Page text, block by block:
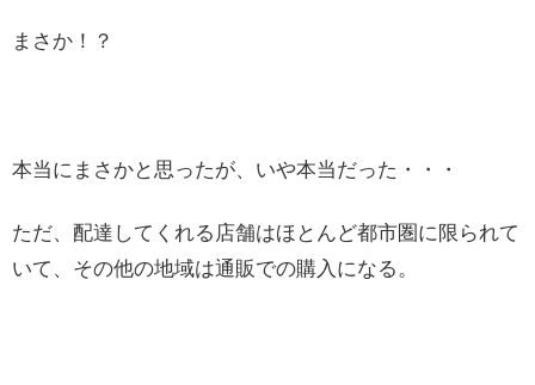
まさか！？
本当にまさかと思ったが、いや本当だった・・・
ただ、配達してくれる店舗はほとんど都市圏に限られて
いて、その他の地域は通販での購入になる。